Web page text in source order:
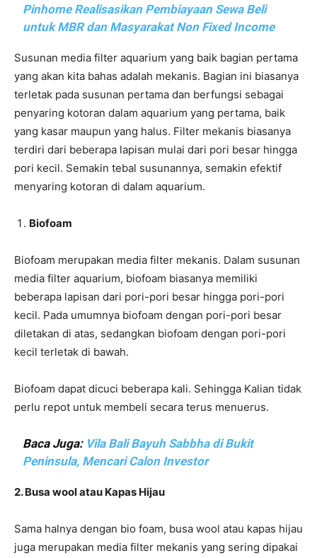
Pinhome Realisasikan Pembiayaan Sewa Beli
untuk MBR dan Masyarakat Non Fixed Income
Susunan media filter aquarium yang baik bagian pertama
yang akan kita bahas adalah mekanis. Bagian ini biasanya
terletak pada susunan pertama dan berfungsi sebagai
penyaring kotoran dalam aquarium yang pertama, baik
yang kasar maupun yang halus. Filter mekanis biasanya
terdiri dari beberapa lapisan mulai dari pori besar hingga
pori kecil. Semakin tebal susunannya, semakin efektif
menyaring kotoran di dalam aquarium.
Biofoam
Biofoam merupakan media filter mekanis. Dalam susunan
media filter aquarium, biofoam biasanya memiliki
beberapa lapisan dari pori-pori besar hingga pori-pori
kecil. Pada umumnya biofoam dengan pori-pori besar
diletakan di atas, sedangkan biofoam dengan pori-pori
kecil terletak di bawah.
Biofoam dapat dicuci beberapa kali. Sehingga Kalian tidak
perlu repot untuk membeli secara terus menuerus.
Baca Juga: Vila Bali Bayuh Sabbha di Bukit
Peninsula, Mencari Calon Investor
2. Busa wool atau Kapas Hijau
Sama halnya dengan bio foam, busa wool atau kapas hijau
juga merupakan media filter mekanis yang sering dipakai